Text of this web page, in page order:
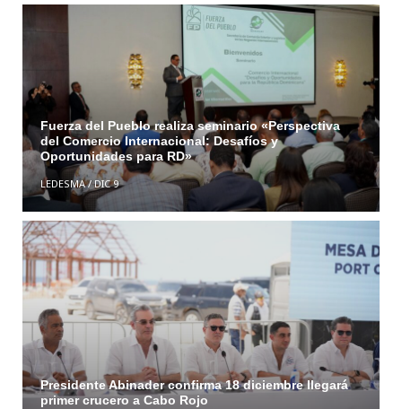
Fuerza del Pueblo realiza seminario «Perspectiva
del Comercio Internacional: Desafíos y
Oportunidades para RD»
LEDESMA/DIC 9
Presidente Abinader confirma 18 diciembre llegará
primer crucero a Cabo Rojo